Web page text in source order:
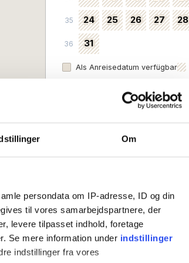
Om
persondata om IP-adresse, ID og din
til vores samarbejdspartnere, der
levere tilpasset indhold, foretage
Se mere information under indstillinger
indstillinger fra vores
35 24 25 26 27 28
36 31
Als Anreisedatum verfügbar